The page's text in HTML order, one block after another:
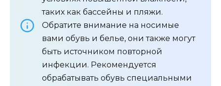
таких как бассейны и пляжи.
Обратите внимание на носимые
вами обувь и белье, они также могут
быть источником повторной
инфекции. Рекомендуется
обрабатывать обувь специальными